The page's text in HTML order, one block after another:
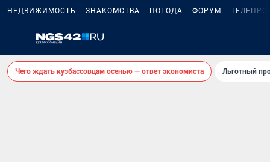
НЕДВИЖИМОСТЬ ЗНАКОМСТВА ПОГОДА ФОРУМ
Чего ждать кузбассовцам осенью — ответ экономиста Льготный